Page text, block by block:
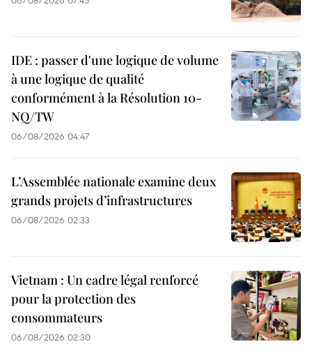
IDE : passer d'une logique de volume
à une logique de qualité
conformément à la Résolution 10-
NQ/TW
06/08/2026 04:47
L’Assemblée nationale examine deux
grands projets d’infrastructures
06/08/2026 02:33
Vietnam : Un cadre légal renforcé
pour la protection des
consommateurs
06/08/2026 02:30